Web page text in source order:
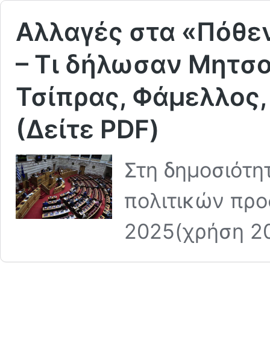
Αλλαγές στα
– Τι δήλωσαν
Τσίπρας,
(Δείτε PDF)
Στη
πολιτικών
2025(χρήση